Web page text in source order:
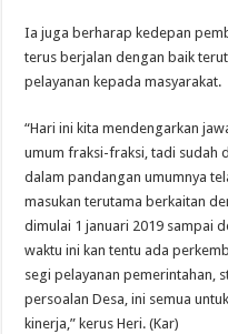
Ia juga berharap kedepan
terus berjalan dengan baik
pelayanan kepada masyarakat.
“Hari ini kita mendengarkan
umum fraksi-fraksi, tadi sudah
dalam pandangan umumnya
masukan terutama berkaitan
dimulai 1 januari 2019 sampai
waktu ini kan tentu ada
segi pelayanan pemerintahan,
persoalan Desa, ini semua
kinerja,” kerus Heri. (Kar)